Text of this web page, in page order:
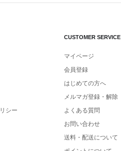
シー
CUSTOMER SERVICE
マイページ
会員登録
はじめての方へ
メルマガ登録・解除
よくある質問
お問い合わせ
送料・配送について